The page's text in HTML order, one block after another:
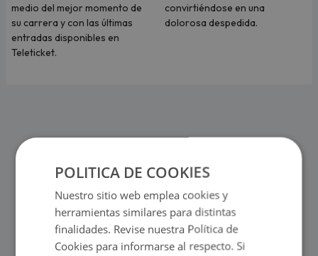
medio del mejor momento de
su carrera y con las últimas
entradas disponibles en
Teleticket.
convirtiéndose en una
dolorosa despedida.
POLITICA DE COOKIES
Nuestro sitio web emplea cookies y
herramientas similares para distintas
finalidades. Revise nuestra Política de
Cookies para informarse al respecto. Si